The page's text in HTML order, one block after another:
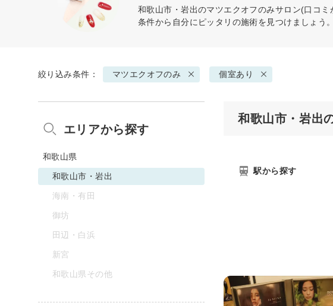
和歌山市・岩出のマツエクオフのみサロン(口コミ
条件から自分にピッタリの施術を見つけましょう
絞り込み条件： マツエクオフのみ 個室あり
和歌山市・岩出
駅から探す
エリアから探す
和歌山県
和歌山市・岩出
海南・有田
御坊
田辺・白浜
新宮
和歌山県その他